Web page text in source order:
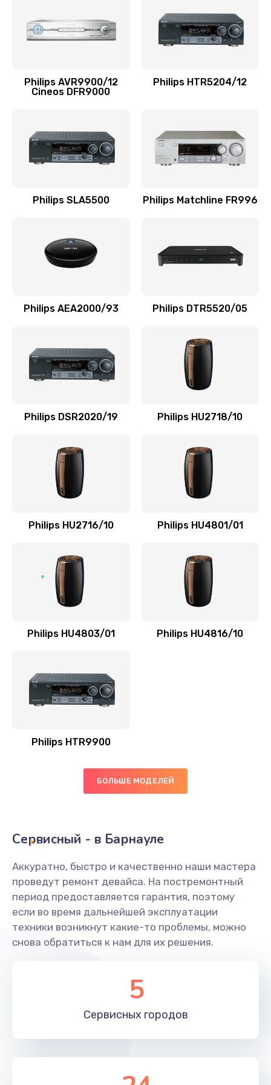
1100 руб.
Заказать
550 руб.
Ремонт экрана
1100 руб.
Заказать
Ремонт микросхемы NFC
1100 руб.
Замена разъема наушников
Ремонт микросхемы управления
Заказать
Замена микросхемы управления
Замена микросхемы NFC
Ремонт или замена флоуметра
Замена сальников
2000 руб.
Замена переходников
1000 руб.
Заказать
Замена уплотнительных колец
2000 руб.
Замена помпы
3000 руб.
Заказать
Philips AVR9900/12
Cineos DFR9000
Philips HTR5204/12
Philips SLA5500 Philips Matchline FR996
Philips AEA2000/93 Philips DTR5520/05
Philips DSR2020/19 Philips HU2718/10
Philips HU2716/10 Philips HU4801/01
Philips HU4803/01 Philips HU4816/10
Philips HTR9900
БОЛЬШЕ МОДЕЛЕЙ
Сервисный - в Барнауле
Аккуратно, быстро и качественно наши мастера
проведут ремонт девайса. На постремонтный
период предоставляется гарантия, поэтому
если во время дальнейшей эксплуатации
техники возникнут какие-то проблемы, можно
снова обратиться к нам для их решения.
5
Сервисных городов